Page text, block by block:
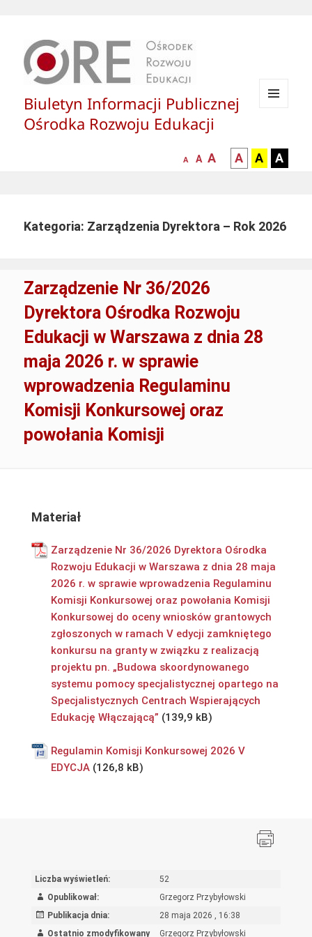
Biuletyn Informacji Publicznej
Ośrodka Rozwoju Edukacji
mniejsza
A
normalna
A
większa-
czcionka
A
kontrast
czarny
tle
A
kontrast
czarny
tle
A
żółty
tle
A
Kategoria: Zarządzenia Dyrektora – Rok 2026
Zarządzenie Nr 36/2026
Dyrektora Ośrodka Rozwoju
Edukacji w Warszawa z dnia 28
maja 2026 r. w sprawie
wprowadzenia Regulaminu
Komisji Konkursowej oraz
powołania Komisji
Materiał
Zarządzenie Nr 36/2026 Dyrektora Ośrodka
Rozwoju Edukacji w Warszawa z dnia 28 maja
2026 r. w sprawie wprowadzenia Regulaminu
Komisji Konkursowej oraz powołania Komisji
Konkursowej do oceny wniosków grantowych
zgłoszonych w ramach V edycji zamkniętego
konkursu na granty w związku z realizacją
projektu pn. „Budowa skoordynowanego
systemu pomocy specjalistycznej opartego na
Specjalistycznych Centrach Wspierających
Edukację Włączającą”
Regulamin Komisji Konkursowej 2026 V
EDYCJA
Liczba wyświetleń:
52
Opublikował:
Grzegorz Przybyłowski
Publikacja dnia:
28 maja 2026 , 16:38
Ostatnio zmodyfikowany
Grzegorz Przybyłowski